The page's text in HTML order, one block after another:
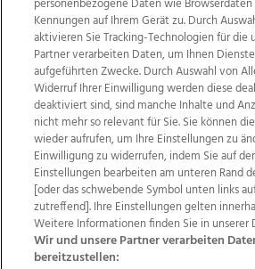
Wir über uns Mediadaten
Datenschutz
Impressum
AGB Website
Ehrenkodex
personenbezogene Daten wie
Kennungen auf Ihrem Gerät zu. Durch
aktivieren Sie Tracking-Technologien für die
Partner verarbeiten Daten, um Ihnen
aufgeführten Zwecke. Durch Auswahl von
Widerruf Ihrer Einwilligung werden diese
deaktiviert sind, sind manche Inhalte und
nicht mehr so relevant für Sie. Sie können
wieder aufrufen, um Ihre Einstellungen zu
Einwilligung zu widerrufen, indem Sie auf
Einstellungen bearbeiten am unteren Rand
[oder das schwebende Symbol unten links
zutreffend]. Ihre Einstellungen gelten
Weitere Informationen finden Sie in unserer
Wir und unsere Partner verarbeiten
bereitzustellen: